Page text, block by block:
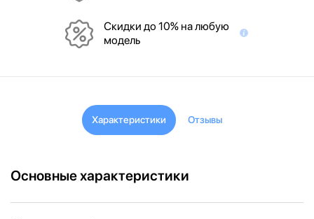
Скидки до 10% на любую
модель
Характеристики Отзывы
Основные характеристики